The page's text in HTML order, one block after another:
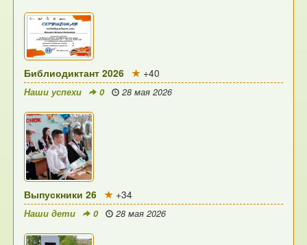
Библиодиктант 2026 +40
Наши успехи 0 28 мая 2026
Выпускники 26 +34
Наши дети 0 28 мая 2026